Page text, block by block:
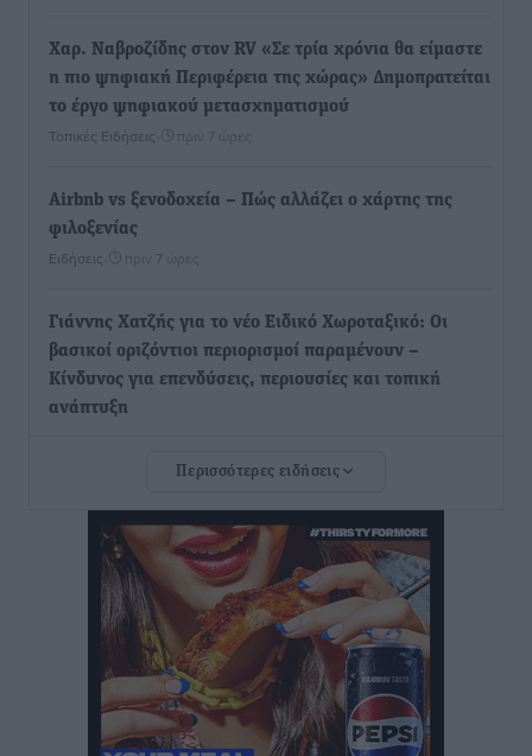
Χαρ. Ναβροζίδης στον RV «Σε τρία χρόνια θα είμαστε
η πιο ψηφιακή Περιφέρεια της χώρας» Δημοπρατείται
το έργο ψηφιακού μετασχηματισμού
Τοπικές Ειδήσεις πριν 7 ώρες
Airbnb vs ξενοδοχεία – Πώς αλλάζει ο χάρτης της
φιλοξενίας
Ειδήσεις πριν 7 ώρες
Γιάννης Χατζής για το νέο Ειδικό Χωροταξικό: Οι
βασικοί οριζόντιοι περιορισμοί παραμένουν –
Κίνδυνος για επενδύσεις, περιουσίες και τοπική
ανάπτυξη
δεν υπάρχουν περιθώρια εφησυχασμού
• πριν 7 ώρες
Στον Άγιο Νικόλαο Χάλκης ανοίγει ξανά το
ανανεωμένο εκκλησιαστικό μουσείο από τη Λέσχη
Lions Χάλκης
Τοπικές Ειδήσεις• πριν 8 ώρες
Περισσότερες ειδήσεις